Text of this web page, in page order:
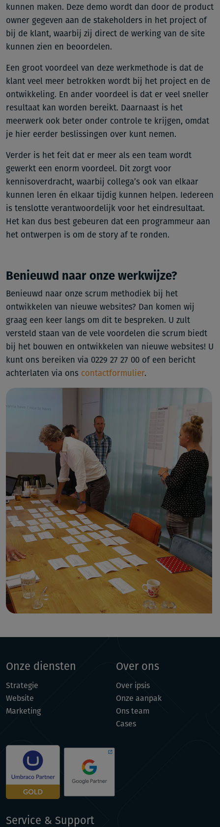
kunnen maken. Deze demo wordt dan door de product
owner gegeven aan de stakeholders in het project of
bij de klant, waarbij zij direct de werking van de site
kunnen zien en beoordelen.
Een groot voordeel van deze werkmethode is dat de
klant veel meer betrokken wordt bij het project en de
ontwikkeling. En ander voordeel is dat er veel sneller
resultaat kan worden bereikt. Daarnaast is het
meerwerk ook beter onder controle te krijgen, omdat
je hier eerder beslissingen over kunt nemen.
Verder is het feit dat er meer als een team wordt
gewerkt een enorm voordeel. Dit zorgt voor
kennisoverdracht, waarbij collega’s ook van elkaar
kunnen leren én elkaar tijdig kunnen helpen. Iedereen
is tenslotte verantwoordelijk voor het eindresultaat.
Het kan dus best gebeuren dat een programmeur aan
het ontwerpen is om de story af te ronden.
Benieuwd naar onze werkwijze?
Benieuwd naar onze scrum methodiek bij het
ontwikkelen van nieuwe websites? Dan komen wij
graag een keer langs om dit te bespreken. U zult
versteld staan van de vele voordelen die scrum biedt
bij het bouwen en ontwikkelen van nieuwe websites! U
kunt ons bereiken via 0229 27 27 00 of een bericht
achterlaten via ons contactformulier.
Onze diensten
Strategie
Website
Marketing
Over ons
Over ipsis
Onze aanpak
Ons team
Cases
Service & Support